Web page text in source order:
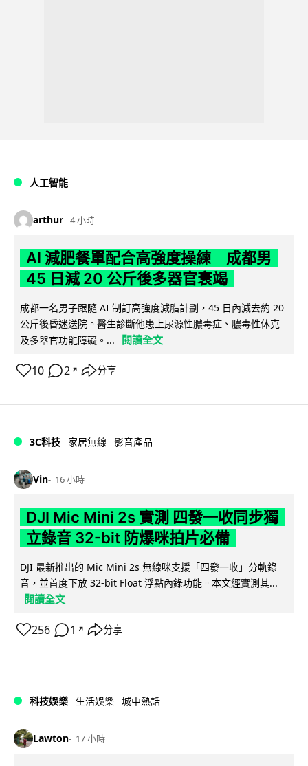
人工智能
arthur 4 小時
AI 減肥餐單配合高強度操練 成都男
45 日減 20 公斤後多器官衰竭
成都一名男子跟隨 AI 制訂高強度減脂計劃，45 日內減去約 20
公斤後昏迷送院。醫生診斷他患上尿源性膿毒症、膿毒性休克
及多器官功能障礙。...
閱讀全文
10 2 ↗ 分享
3C科技 家居無線 影音產品
Vin 16 小時
DJI Mic Mini 2s 實測 四發一收同步獨
立錄音 32-bit 防爆咪拍片必備
DJI 最新推出的 Mic Mini 2s 無線咪支援「四發一收」分軌錄
音，並首度下放 32-bit Float 浮點內錄功能。本文經實測其...
閱讀全文
256 1 ↗ 分享
科技娛樂 生活娛樂 城中熱話
Lawton 17 小時